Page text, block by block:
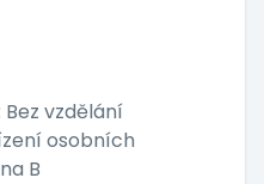
vzdělání
osobních
B